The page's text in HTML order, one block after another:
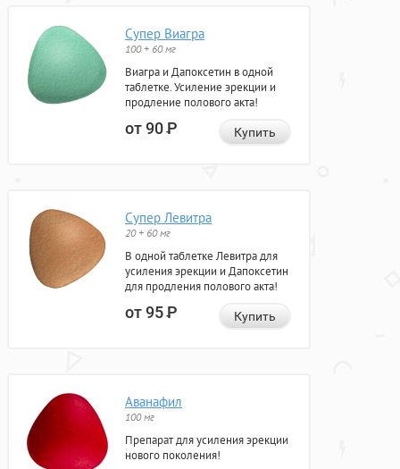
Супер Виагра
100 + 60 мг
Виагра и Дапоксетин в одной
таблетке. Усиление эрекции и
продление полового акта!
от 90Р Купить
Супер Левитра
20 + 60 мг
В одной таблетке Левитра для
усиления эрекции и Дапоксетин
для продления полового акта!
от 95Р Купить
Аванафил
100 мг
Препарат для усиления эрекции
нового поколения!